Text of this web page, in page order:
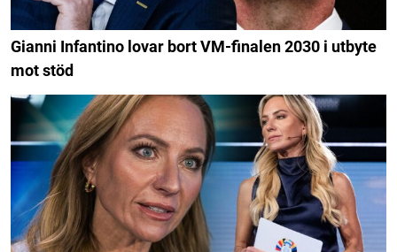
Gianni Infantino lovar bort VM-finalen 2030 i utbyte
mot stöd